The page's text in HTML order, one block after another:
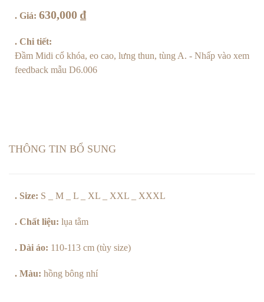
. Giá: 630,000 ₫
. Chi tiết:
Đầm Midi cổ khóa, eo cao, lưng thun, tùng A. - Nhấp vào xem
feedback mẫu D6.006
THÔNG TIN BỔ SUNG
. Size: S _ M _ L _ XL _ XXL _ XXXL
. Chất liệu: lụa tằm
. Dài áo: 110-113 cm (tùy size)
. Màu: hồng bông nhí